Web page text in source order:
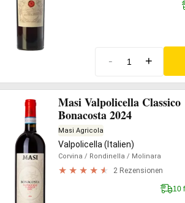
- +
Masi Valpolicella Classico
Bonacosta 2024
Masi Agricola
Valpolicella (Italien)
Corvina / Rondinella / Molinara
2 Rezensionen
10